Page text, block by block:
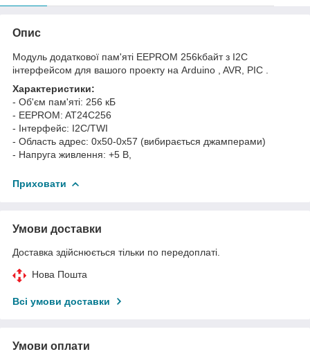
Опис
Модуль додаткової пам'яті EEPROM 256kбайт з I2C
інтерфейсом для вашого проекту на Arduino , AVR, PIC .
Характеристики:
- Об'єм пам'яті: 256 кБ
- EEPROM: AT24C256
- Інтерфейс: I2C/TWI
- Область адрес: 0x50-0x57 (вибирається джамперами)
- Напруга живлення: +5 В,
Приховати
Умови доставки
Доставка здійснюється тільки по передоплаті.
Нова Пошта
Всі умови доставки
Умови оплати